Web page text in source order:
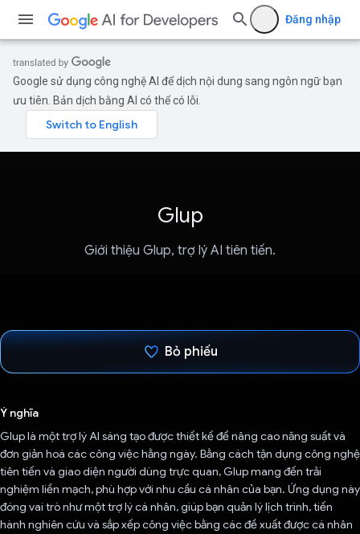
Đăng nhập
Google sử dụng công nghệ AI để dịch nội dung sang ngôn ngữ bạn
ưu tiên. Bản dịch bằng AI có thể có lỗi.
Glup
Giới thiệu Glup, trợ lý AI tiên tiến.
Bỏ phiếu
Ý nghĩa
Glup là một trợ lý AI sáng tạo được thiết kế để nâng cao năng suất và
đơn giản hoá các công việc hằng ngày. Bằng cách tận dụng công nghệ
tiên tiến và giao diện người dùng trực quan, Glup mang đến trải
nghiệm liền mạch, phù hợp với nhu cầu cá nhân của bạn. Ứng dụng này
đóng vai trò như một trợ lý cá nhân, giúp bạn quản lý lịch trình, tiến
hành nghiên cứu và sắp xếp công việc bằng các đề xuất được cá nhân